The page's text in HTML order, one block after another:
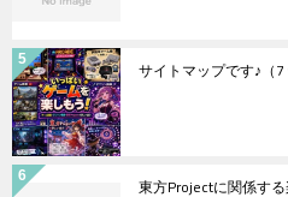
サイトマップです♪ （
東方Projectに関係する